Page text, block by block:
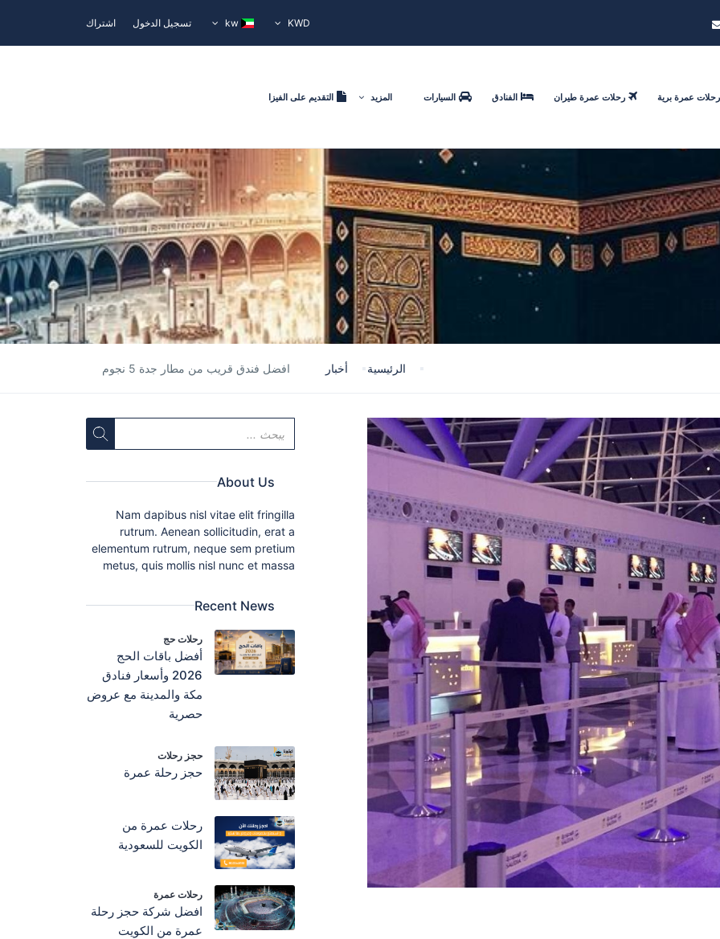
KWD تسجيل الدخول اشتراك
رحلات عمرة برية رحلات عمرة طيران الفنادق السيارات المزيد التقديم على الفيزا
الرئيسية أخبار افضل فندق قريب من مطار جدة 5 نجوم
About Us
Nam dapibus nisl vitae elit fringilla
rutrum. Aenean sollicitudin, erat a
elementum rutrum, neque sem pretium
metus, quis mollis nisl nunc et massa
Recent News
رحلات حج
أفضل باقات الحج
2026 وأسعار فنادق
مكة والمدينة مع عروض
حصرية
حجز رحلات
حجز رحلة عمرة
رحلات عمرة من
الكويت للسعودية
رحلات عمرة
افضل شركة حجز رحلة
عمرة من الكويت